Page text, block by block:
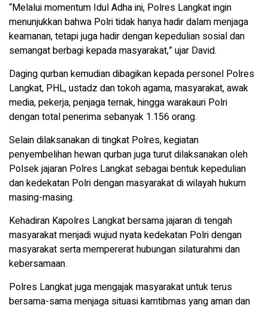
“Melalui momentum Idul Adha ini, Polres Langkat ingin
menunjukkan bahwa Polri tidak hanya hadir dalam menjaga
keamanan, tetapi juga hadir dengan kepedulian sosial dan
semangat berbagi kepada masyarakat,” ujar David.
Daging qurban kemudian dibagikan kepada personel Polres
Langkat, PHL, ustadz dan tokoh agama, masyarakat, awak
media, pekerja, penjaga ternak, hingga warakauri Polri
dengan total penerima sebanyak 1.156 orang.
Selain dilaksanakan di tingkat Polres, kegiatan
penyembelihan hewan qurban juga turut dilaksanakan oleh
Polsek jajaran Polres Langkat sebagai bentuk kepedulian
dan kedekatan Polri dengan masyarakat di wilayah hukum
masing-masing.
Kehadiran Kapolres Langkat bersama jajaran di tengah
masyarakat menjadi wujud nyata kedekatan Polri dengan
masyarakat serta mempererat hubungan silaturahmi dan
kebersamaan.
Polres Langkat juga mengajak masyarakat untuk terus
bersama-sama menjaga situasi kamtibmas yang aman dan